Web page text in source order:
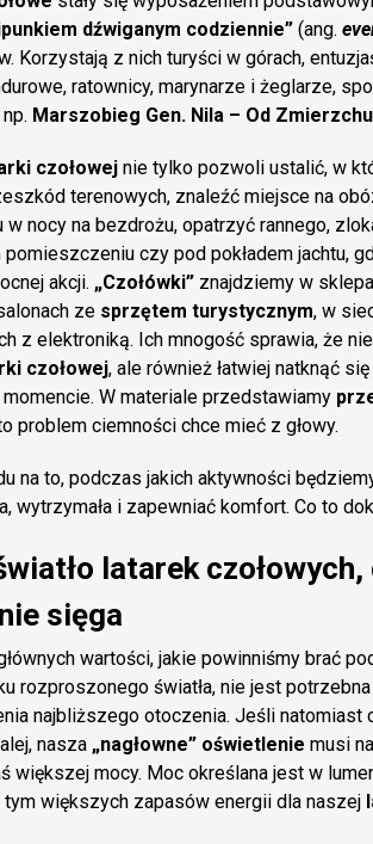
dźwiganym codziennie” (ang.
Korzystają z nich turyści w górach,
ratownicy, marynarze i żeglarze,
Marszobieg Gen. Nila – Od
czołowej nie tylko pozwoli ustalić, w
terenowych, znaleźć miejsce na
w nocy na bezdrożu, opatrzyć rannego,
czy pod pokładem jachtu,
akcji. „Czołówki” znajdziemy w
ze sprzętem turystycznym, w
z elektroniką. Ich mnogość sprawia, że
czołowej, ale również łatwiej natknąć
momencie. W materiale przedstawiamy
problem ciemności chce mieć z głowy.
na to, podczas jakich aktywności
wytrzymała i zapewniać komfort. Co to
latarek
sięga
wartości, jakie powinniśmy brać
rozproszonego światła, nie jest
najbliższego otoczenia. Jeśli
nasza „nagłowne” oświetlenie musi
większej mocy. Moc określana jest w
tym większych zapasów energii dla naszej